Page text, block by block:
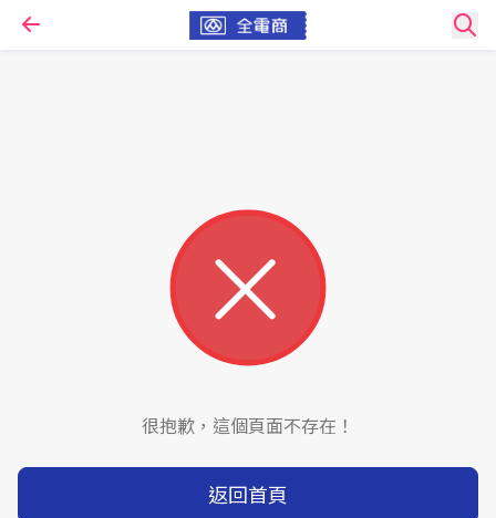
很抱歉，這個頁面不存在！
返回首頁